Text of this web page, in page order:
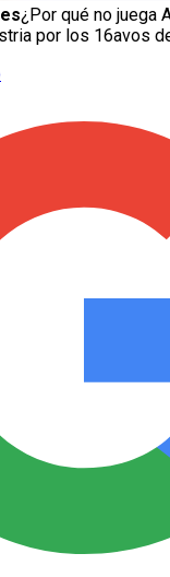
¿Por qué no juega
por los 16avos